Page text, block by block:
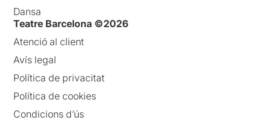
Dansa
Teatre Barcelona ©2026
Atenció al client
Avís legal
Política de privacitat
Política de cookies
Condicions d’ús